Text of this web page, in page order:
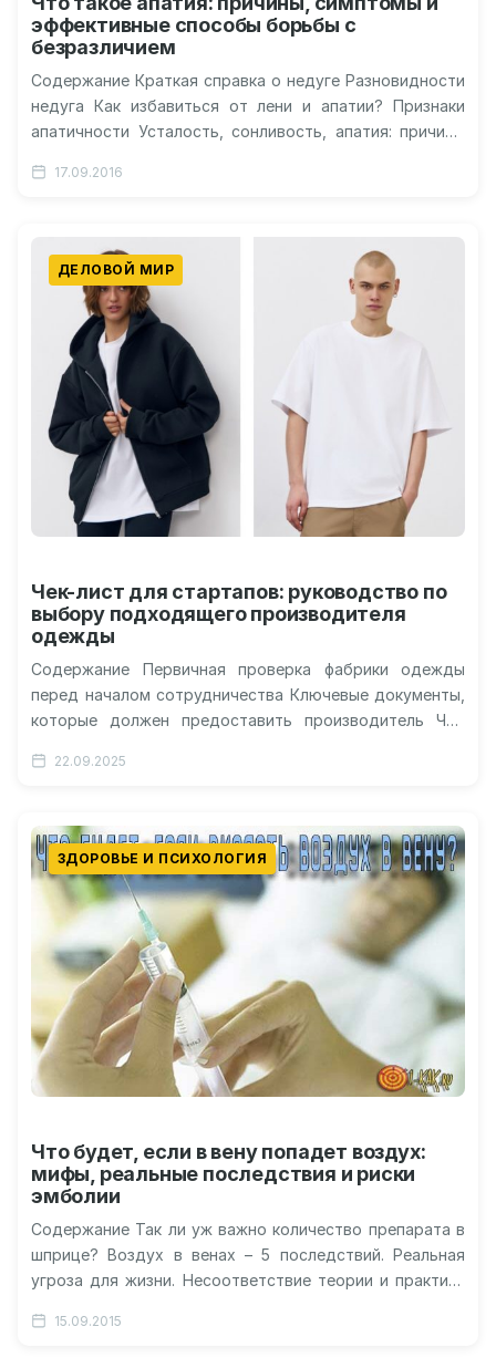
эффективные способы борьбы с
безразличием
Содержание Краткая справка о недуге Разновидности
недуга Как избавиться от лени и апатии? Признаки
апатичности Усталость, сонливость, апатия: причины
17.09.2016
ДЕЛОВОЙ МИР
Чек-лист для стартапов: руководство по
выбору подходящего производителя
одежды
Содержание Первичная проверка фабрики одежды
перед началом сотрудничества Ключевые документы,
которые должен предоставить производитель Что
технологиях? Контроль качества, сроки…
22.09.2025
ЗДОРОВЬЕ И ПСИХОЛОГИЯ
Что будет, если в вену попадет воздух:
мифы, реальные последствия и риски
эмболии
Содержание Так ли уж важно количество препарата в
шприце? Воздух в венах – 5 последствий. Реальная
угроза для жизни. Несоответствие теории и практики
15.09.2015